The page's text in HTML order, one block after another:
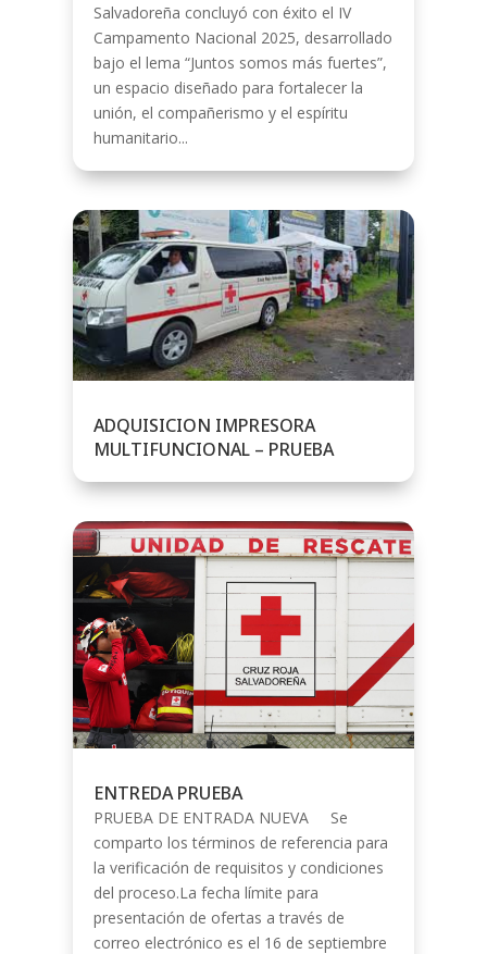
Salvadoreña concluyó con éxito el IV
Campamento Nacional 2025, desarrollado
bajo el lema “Juntos somos más fuertes”,
un espacio diseñado para fortalecer la
unión, el compañerismo y el espíritu
humanitario...
ADQUISICION IMPRESORA
MULTIFUNCIONAL – PRUEBA
ENTREDA PRUEBA
PRUEBA DE ENTRADA NUEVA Se
comparto los términos de referencia para
la verificación de requisitos y condiciones
del proceso.La fecha límite para
presentación de ofertas a través de
correo electrónico es el 16 de septiembre